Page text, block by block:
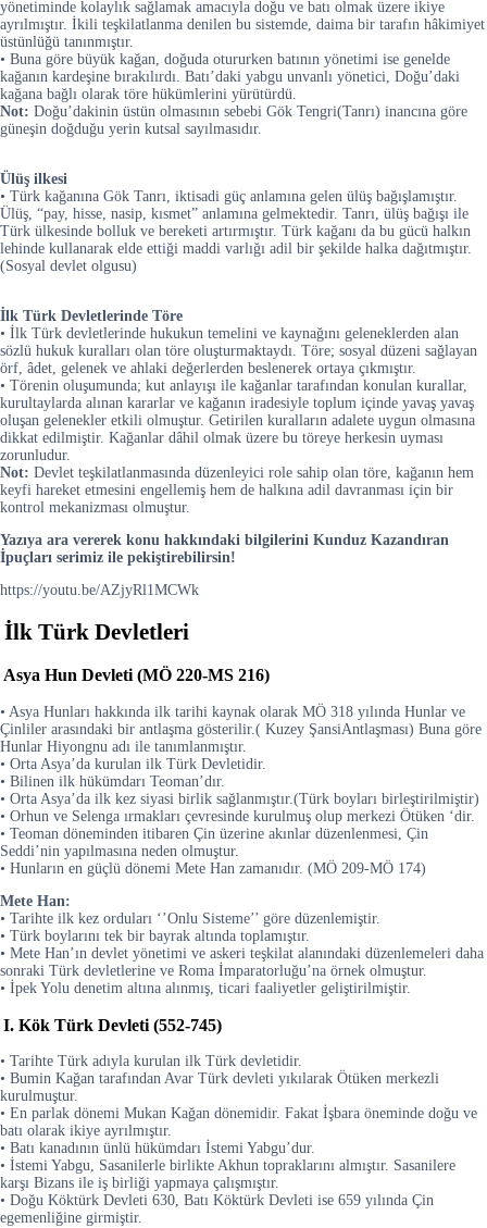
yönetiminde kolaylık sağlamak amacıyla doğu ve batı olmak üzere ikiye
ayrılmıştır. İkili teşkilatlanma denilen bu sistemde, daima bir tarafın hâkimiyet
üstünlüğü tanınmıştır.
• Buna göre büyük kağan, doğuda otururken batının yönetimi ise genelde
kağanın kardeşine bırakılırdı. Batı’daki yabgu unvanlı yönetici, Doğu’daki
kağana bağlı olarak töre hükümlerini yürütürdü.
Not: Doğu’dakinin üstün olmasının sebebi Gök Tengri(Tanrı) inancına göre
güneşin doğduğu yerin kutsal sayılmasıdır.
Ülüş ilkesi
• Türk kağanına Gök Tanrı, iktisadi güç anlamına gelen ülüş bağışlamıştır.
Ülüş, “pay, hisse, nasip, kısmet” anlamına gelmektedir. Tanrı, ülüş bağışı ile
Türk ülkesinde bolluk ve bereketi artırmıştır. Türk kağanı da bu gücü halkın
lehinde kullanarak elde ettiği maddi varlığı adil bir şekilde halka dağıtmıştır.
(Sosyal devlet olgusu)
İlk Türk Devletlerinde Töre
• İlk Türk devletlerinde hukukun temelini ve kaynağını geleneklerden alan
sözlü hukuk kuralları olan töre oluşturmaktaydı. Töre; sosyal düzeni sağlayan
örf, âdet, gelenek ve ahlaki değerlerden beslenerek ortaya çıkmıştır.
• Törenin oluşumunda; kut anlayışı ile kağanlar tarafından konulan kurallar,
kurultaylarda alınan kararlar ve kağanın iradesiyle toplum içinde yavaş yavaş
oluşan gelenekler etkili olmuştur. Getirilen kuralların adalete uygun olmasına
dikkat edilmiştir. Kağanlar dâhil olmak üzere bu töreye herkesin uyması
zorunludur.
Not: Devlet teşkilatlanmasında düzenleyici role sahip olan töre, kağanın hem
keyfi hareket etmesini engellemiş hem de halkına adil davranması için bir
kontrol mekanizması olmuştur.
Yazıya ara vererek konu hakkındaki bilgilerini Kunduz Kazandıran
İpuçları serimiz ile pekiştirebilirsin!
https://youtu.be/AZjyRl1MCWk
İlk Türk Devletleri
Asya Hun Devleti (MÖ 220-MS 216)
• Asya Hunları hakkında ilk tarihi kaynak olarak MÖ 318 yılında Hunlar ve
Çinliler arasındaki bir antlaşma gösterilir.( Kuzey ŞansiAntlaşması) Buna göre
Hunlar Hiyongnu adı ile tanımlanmıştır.
• Orta Asya’da kurulan ilk Türk Devletidir.
• Bilinen ilk hükümdarı Teoman’dır.
• Orta Asya’da ilk kez siyasi birlik sağlanmıştır.(Türk boyları birleştirilmiştir)
• Orhun ve Selenga ırmakları çevresinde kurulmuş olup merkezi Ötüken ‘dir.
• Teoman döneminden itibaren Çin üzerine akınlar düzenlenmesi, Çin
Seddi’nin yapılmasına neden olmuştur.
• Hunların en güçlü dönemi Mete Han zamanıdır. (MÖ 209-MÖ 174)
Mete Han:
• Tarihte ilk kez orduları ‘’Onlu Sisteme’’ göre düzenlemiştir.
• Türk boylarını tek bir bayrak altında toplamıştır.
• Mete Han’ın devlet yönetimi ve askeri teşkilat alanındaki düzenlemeleri daha
sonraki Türk devletlerine ve Roma İmparatorluğu’na örnek olmuştur.
• İpek Yolu denetim altına alınmış, ticari faaliyetler geliştirilmiştir.
I. Kök Türk Devleti (552-745)
• Tarihte Türk adıyla kurulan ilk Türk devletidir.
• Bumin Kağan tarafından Avar Türk devleti yıkılarak Ötüken merkezli
kurulmuştur.
• En parlak dönemi Mukan Kağan dönemidir. Fakat İşbara öneminde doğu ve
batı olarak ikiye ayrılmıştır.
• Batı kanadının ünlü hükümdarı İstemi Yabgu’dur.
• İstemi Yabgu, Sasanilerle birlikte Akhun topraklarını almıştır. Sasanilere
karşı Bizans ile iş birliği yapmaya çalışmıştır.
• Doğu Köktürk Devleti 630, Batı Köktürk Devleti ise 659 yılında Çin
egemenliğine girmiştir.